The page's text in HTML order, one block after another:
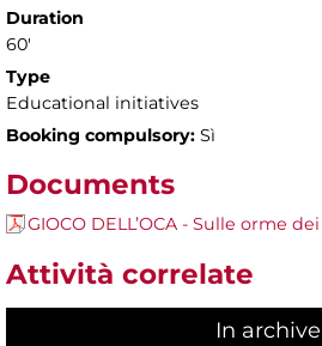
Duration
60'
Type
Educational initiatives
Booking compulsory: Sì
Documents
GIOCO DELL’OCA - Sulle orme
Attività correlate
In archive